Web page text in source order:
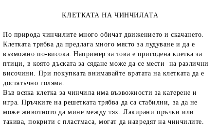
КЛЕТКАТА НА ЧИНЧИЛАТА
По природа чинчилите много обичат движението и скачането.
Клетката трябва да предлага много място за лудуване и да е
възможно по-висока. Например за това е пригодена клетка за
птици, в която дъската за сядане може да се мести на различни
височини. При покупката внимавайте вратата на клетката да е
достатъчно голяма.
Във всяка клетка за чинчила има възвожности за катерене и
игра. Пръчките на решетката трябва да са стабилни, за да не
може животното да мине между тях. Лакирани пръчки или
такива, покрити с пластмаса, могат да навредят на чинчилите.